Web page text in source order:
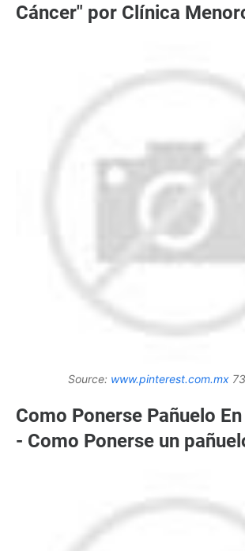
Cáncer" por Clínica
Source: www.pinterest.com.mx
Como Ponerse Pañuelo
- Como Ponerse un